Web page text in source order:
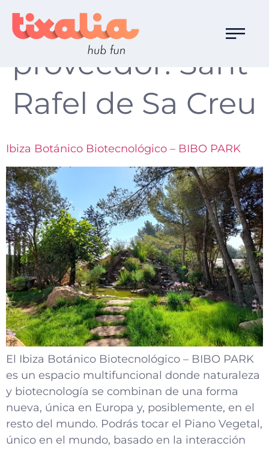
Destino
proveedor: Sant
Rafel de Sa Creu
Ibiza Botánico Biotecnológico – BIBO PARK
El Ibiza Botánico Biotecnológico – BIBO PARK
es un espacio multifuncional donde naturaleza
y biotecnología se combinan de una forma
nueva, única en Europa y, posiblemente, en el
resto del mundo. Podrás tocar el Piano Vegetal,
único en el mundo, basado en la interacción